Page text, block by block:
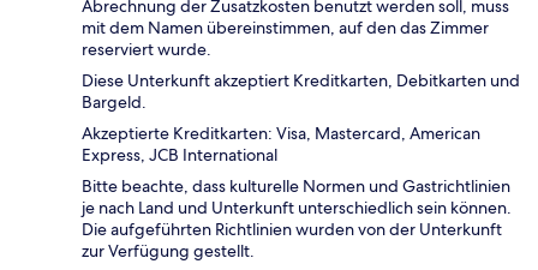
Abrechnung der Zusatzkosten benutzt werden soll, muss
mit dem Namen übereinstimmen, auf den das Zimmer
reserviert wurde.
Diese Unterkunft akzeptiert Kreditkarten, Debitkarten und
Bargeld.
Akzeptierte Kreditkarten: Visa, Mastercard, American
Express, JCB International
Bitte beachte, dass kulturelle Normen und Gastrichtlinien
je nach Land und Unterkunft unterschiedlich sein können.
Die aufgeführten Richtlinien wurden von der Unterkunft
zur Verfügung gestellt.